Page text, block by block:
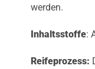
werden.
Inhaltsstoffe:
Reifeprozess: